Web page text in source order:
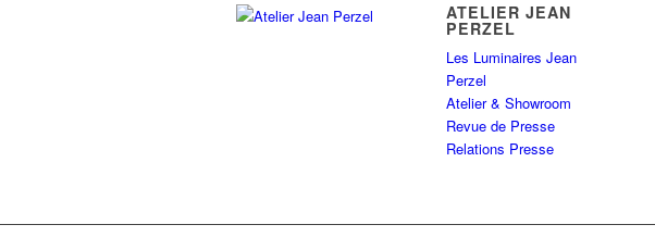
ATELIER JEAN
PERZEL
Les Luminaires Jean
Perzel
Atelier & Showroom
Revue de Presse
Relations Presse